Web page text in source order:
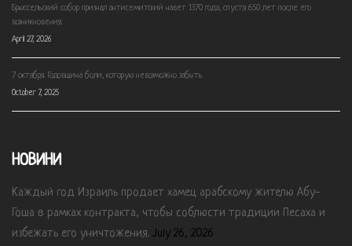
Брюссельский собор признал антисемитский навет 1370 года, спустя 650 лет после его
возникновения.
April 27, 2026
7 октября. Годовщина боли, которую невозможно забыть
October 7, 2025
НОВИНИ
Каждый год Израиль продает хамец арабскому жителю Абу-
Гоша в рамках контракта, чтобы соблюсти традиции Песаха и
избежать его уничтожения. July 26, 2026